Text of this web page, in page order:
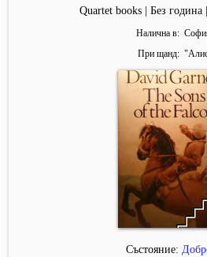
Quartet books | Без
Налична в
При щанд
"
Състояние: